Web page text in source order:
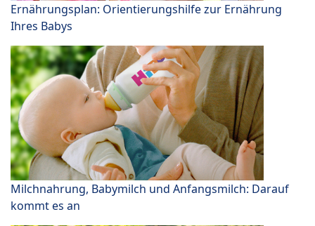
Ernährungsplan: Orientierungshilfe zur Ernährung
Ihres Babys
Milchnahrung, Babymilch und Anfangsmilch: Darauf
kommt es an